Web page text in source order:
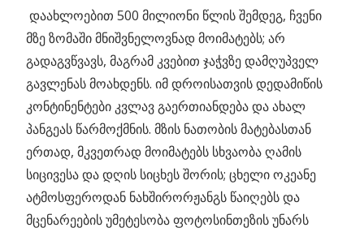
დაახლოებით 500 მილიონი წლის შემდეგ, ჩვენი
მზე ზომაში მნიშვნელოვნად მოიმატებს; არ
გადაგვწვავს, მაგრამ კვებით ჯაჭვზე დამღუპველ
გავლენას მოახდენს. იმ დროისათვის დედამიწის
კონტინენტები კვლავ გაერთიანდება და ახალ
პანგეას წარმოქმნის. მზის ნათობის მატებასთან
ერთად, მკვეთრად მოიმატებს სხვაობა ღამის
სიცივესა და დღის სიცხეს შორის; ცხელი ოკეანე
ატმოსფეროდან ნახშირორჟანგს წაიღებს და
მცენარეების უმეტესობა ფოტოსინთეზის უნარს